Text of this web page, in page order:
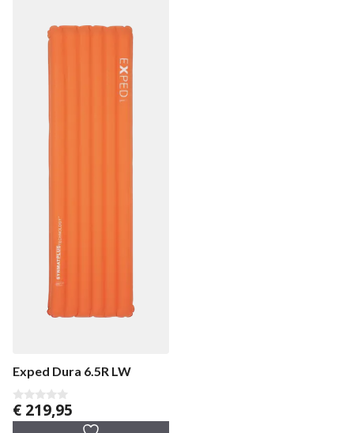
Exped Dura 6.5R LW
0
v
€ 219,95